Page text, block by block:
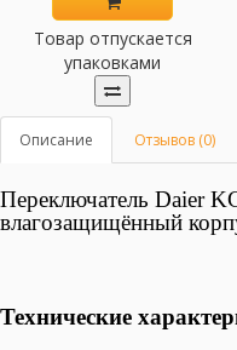
Товар отпускается
упаковками
Описание Отзывов (0)
Переключатель Daier
влагозащищённый
Технические